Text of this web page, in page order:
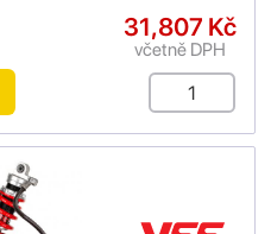
31,807 Kč
včetně DPH